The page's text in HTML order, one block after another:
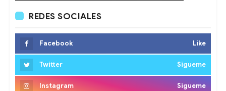
REDES SOCIALES
Facebook Like
Twitter Sigueme
Instagram Sigueme